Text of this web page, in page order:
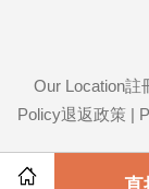
Our Location註
Policy退返政策 |